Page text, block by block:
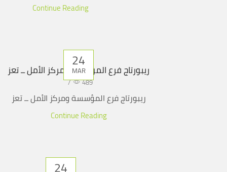
Continue Reading
24
MAR
ريبورتاج فرع المؤسسة ومركز الأمل ــ تعز
/ 489
ريبورتاج فرع المؤسسة ومركز الأمل ــ تعز
Continue Reading